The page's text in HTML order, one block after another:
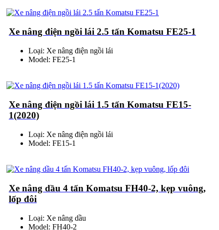
Xe nâng điện ngồi lái 2.5 tấn Komatsu FE25-1
Loại: Xe nâng điện ngồi lái
Model: FE25-1
Xe nâng điện ngồi lái 1.5 tấn Komatsu FE15-
1(2020)
Loại: Xe nâng điện ngồi lái
Model: FE15-1
Xe nâng dầu 4 tấn Komatsu FH40-2, kẹp vuông,
lốp đôi
Loại: Xe nâng dầu
Model: FH40-2